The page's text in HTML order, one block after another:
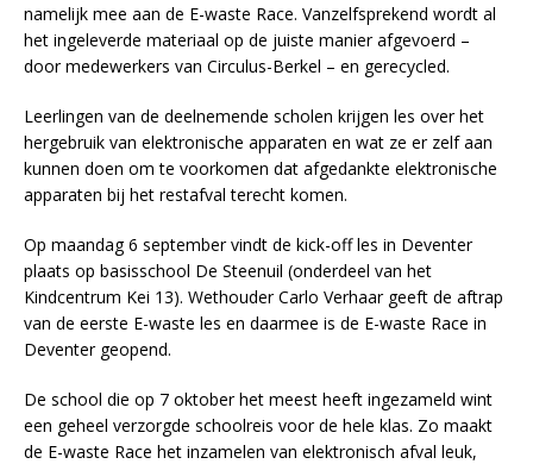
namelijk mee aan de E-waste Race. Vanzelfsprekend wordt al
het ingeleverde materiaal op de juiste manier afgevoerd –
door medewerkers van Circulus-Berkel – en gerecycled.
Leerlingen van de deelnemende scholen krijgen les over het
hergebruik van elektronische apparaten en wat ze er zelf aan
kunnen doen om te voorkomen dat afgedankte elektronische
apparaten bij het restafval terecht komen.
Op maandag 6 september vindt de kick-off les in Deventer
plaats op basisschool De Steenuil (onderdeel van het
Kindcentrum Kei 13). Wethouder Carlo Verhaar geeft de aftrap
van de eerste E-waste les en daarmee is de E-waste Race in
Deventer geopend.
De school die op 7 oktober het meest heeft ingezameld wint
een geheel verzorgde schoolreis voor de hele klas. Zo maakt
de E-waste Race het inzamelen van elektronisch afval leuk,